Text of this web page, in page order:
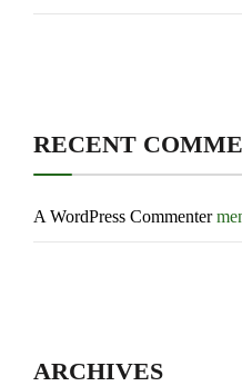
RECENT
A WordPress Commenter
ARCHIVES